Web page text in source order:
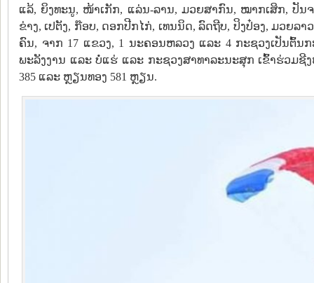
ແລ້, ຍິງທະນູ, ໜ້າເກັກ, ແລ່ນ-ລານ, ມວຍສາກົນ, ໝາກເສິກ, ປັນ
ຂ່າງ, ເປຕັງ, ກ໊ອບ, ດອກປີກໄກ່, ເທນນິດ, ລົດຖີບ, ປິງປ໋ອງ, ມວຍ
ຄົນ, ຈາກ 17 ແຂວງ, 1 ນະຄອນຫລວງ ແລະ 4 ກະຊວງເປັນຕົ້ນ
ພະລັງງານ ແລະ ບໍ່ແຮ່ ແລະ ກະຊວງສາທາລະນະສຸກ ເຂົ້າຮ່ວມ
385 ແລະ ຫຼຽນທອງ 581 ຫຼຽນ.